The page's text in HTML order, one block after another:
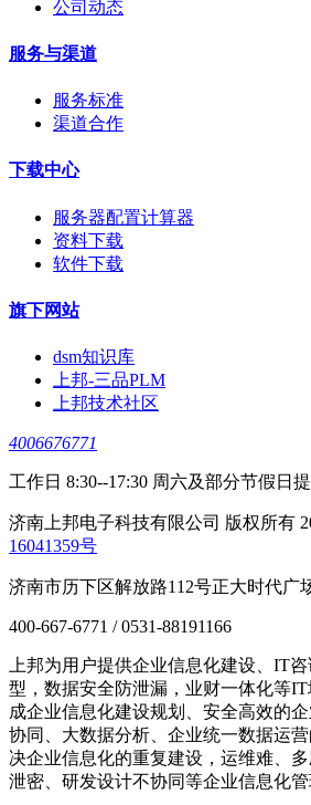
公司动态
服务与渠道
服务标准
渠道合作
下载中心
服务器配置计算器
资料下载
软件下载
旗下网站
dsm知识库
上邦-三品PLM
上邦技术社区
4006676771
工作日 8:30--17:30 周六及部分节假日
济南上邦电子科技有限公司 版权所有
16041359号
济南市历下区解放路112号正大时代广
400-667-6771 / 0531-88191166
上邦为用户提供企业信息化建设、IT
型，数据安全防泄漏，业财一体化等
成企业信息化建设规划、安全高效的
协同、大数据分析、企业统一数据运
决企业信息化的重复建设，运维难、
泄密、研发设计不协同等企业信息化管